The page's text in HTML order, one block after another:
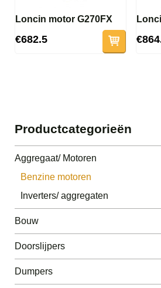
Loncin motor G270FX
€682.5
Productcategorieën
Aggregaat/ Motoren
Benzine motoren
Inverters/ aggregaten
Bouw
Doorslijpers
Dumpers